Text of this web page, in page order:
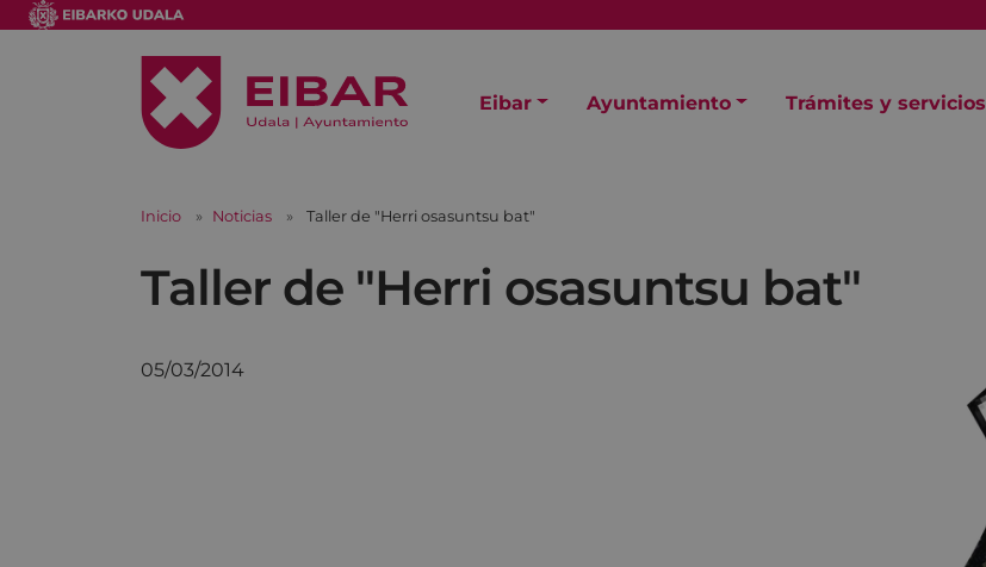
Eibar Ayuntamiento Trámites y servicios
Inicio Noticias Taller de "Herri osasuntsu bat"
Taller de "Herri osasuntsu bat"
05/03/2014